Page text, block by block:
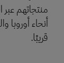
منتجاتهم
أنحاء
قريبًا.